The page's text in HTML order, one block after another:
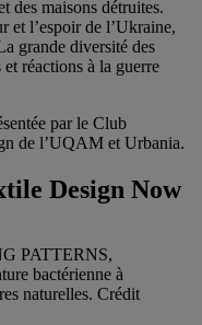
des maisons détruites.
et l’espoir de l’Ukraine,
grande diversité des
réactions à la guerre
par le Club
de l’UQAM et Urbania.
Design Now
PATTERNS,
bactérienne à
naturelles. Crédit